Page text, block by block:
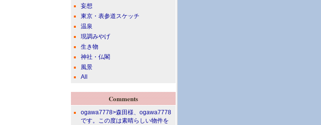
妄想
東京・表参道スケッチ
温泉
現調みやげ
生き物
神社・仏閣
風景
All
Comments
ogawa7778>森田様、ogawa7778
です。この度は素晴らしい物件を